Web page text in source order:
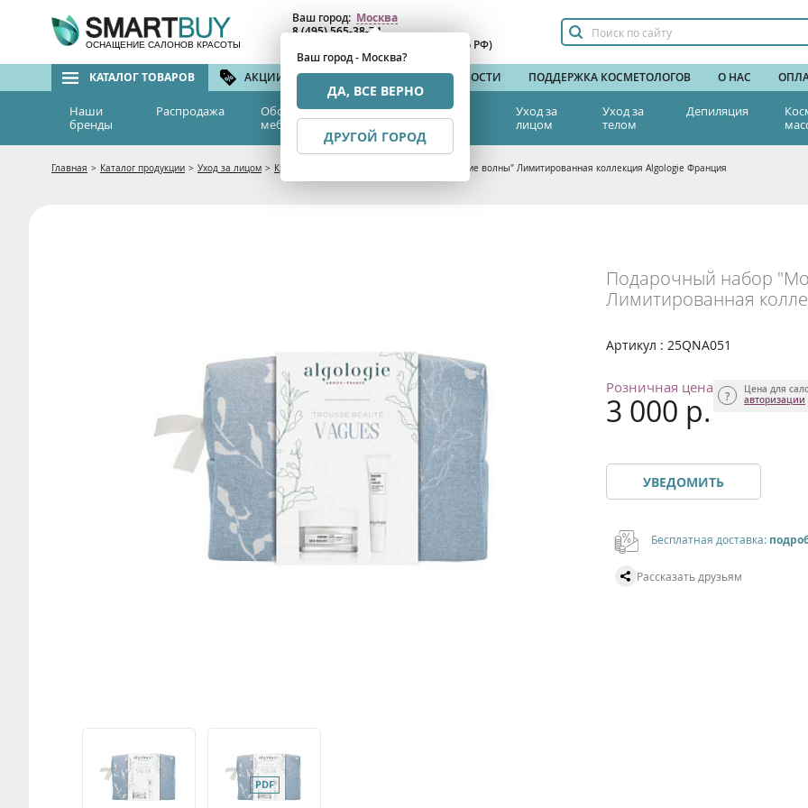
ОСНАЩЕНИЕ САЛОНОВ КРАСОТЫ
Ваш город: Москва
Ваш город - Москва?
ДА, ВСЕ ВЕРНО
ДРУГОЙ ГОРОД
8 (495) 565-38-74
(бесплатный по РФ)
КАТАЛОГ ТОВАРОВ АКЦИИ И СКИДКИ БРЕНДЫ НОВОСТИ ПОДДЕРЖКА КОСМЕТОЛОГОВ О НАС
Наши
бренды
Распродажа
Оборудование и
мебель
Эстетическая
медицина
Уход за
лицом
Уход за
телом
Депиляция
Главная > Каталог продукции > Уход за лицом > Кремы и гели Подарочный набор "Морские волны" Лимитированная коллекция Algologie Франция
Подарочный набор
Лимитированная
Артикул : 25QNA051
Розничная цена
3 000 р.
Цена для
авторизации
УВЕДОМИТЬ
Бесплатная доставка:
Рассказать друзьям